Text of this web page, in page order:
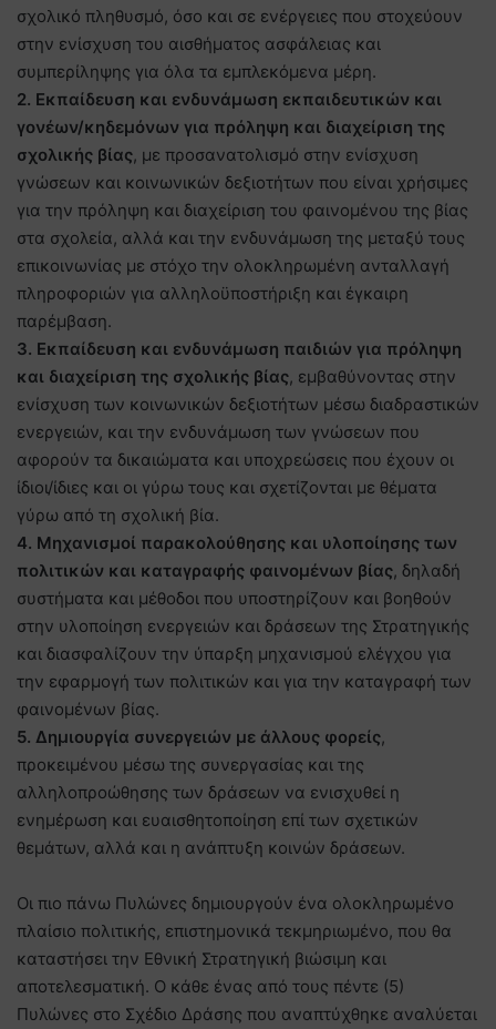
σχολικό πληθυσμό, όσο και σε ενέργειες που στοχεύουν
στην ενίσχυση του αισθήματος ασφάλειας και
συμπερίληψης για όλα τα εμπλεκόμενα μέρη.
2. Εκπαίδευση και ενδυνάμωση εκπαιδευτικών και
γονέων/κηδεμόνων για πρόληψη και διαχείριση της
σχολικής βίας, με προσανατολισμό στην ενίσχυση
γνώσεων και κοινωνικών δεξιοτήτων που είναι χρήσιμες
για την πρόληψη και διαχείριση του φαινομένου της βίας
στα σχολεία, αλλά και την ενδυνάμωση της μεταξύ τους
επικοινωνίας με στόχο την ολοκληρωμένη ανταλλαγή
πληροφοριών για αλληλοϋποστήριξη και έγκαιρη
παρέμβαση.
3. Εκπαίδευση και ενδυνάμωση παιδιών για πρόληψη
και διαχείριση της σχολικής βίας, εμβαθύνοντας στην
ενίσχυση των κοινωνικών δεξιοτήτων μέσω διαδραστικών
ενεργειών, και την ενδυνάμωση των γνώσεων που
αφορούν τα δικαιώματα και υποχρεώσεις που έχουν οι
ίδιοι/ίδιες και οι γύρω τους και σχετίζονται με θέματα
γύρω από τη σχολική βία.
4. Μηχανισμοί παρακολούθησης και υλοποίησης των
πολιτικών και καταγραφής φαινομένων βίας, δηλαδή
συστήματα και μέθοδοι που υποστηρίζουν και βοηθούν
στην υλοποίηση ενεργειών και δράσεων της Στρατηγικής
και διασφαλίζουν την ύπαρξη μηχανισμού ελέγχου για
την εφαρμογή των πολιτικών και για την καταγραφή των
φαινομένων βίας.
5. Δημιουργία συνεργειών με άλλους φορείς,
προκειμένου μέσω της συνεργασίας και της
αλληλοπροώθησης των δράσεων να ενισχυθεί η
ενημέρωση και ευαισθητοποίηση επί των σχετικών
θεμάτων, αλλά και η ανάπτυξη κοινών δράσεων.
Οι πιο πάνω Πυλώνες δημιουργούν ένα ολοκληρωμένο
πλαίσιο πολιτικής, επιστημονικά τεκμηριωμένο, που θα
καταστήσει την Εθνική Στρατηγική βιώσιμη και
αποτελεσματική. Ο κάθε ένας από τους πέντε (5)
Πυλώνες στο Σχέδιο Δράσης που αναπτύχθηκε αναλύεται